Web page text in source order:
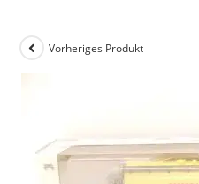
Vorheriges Produkt